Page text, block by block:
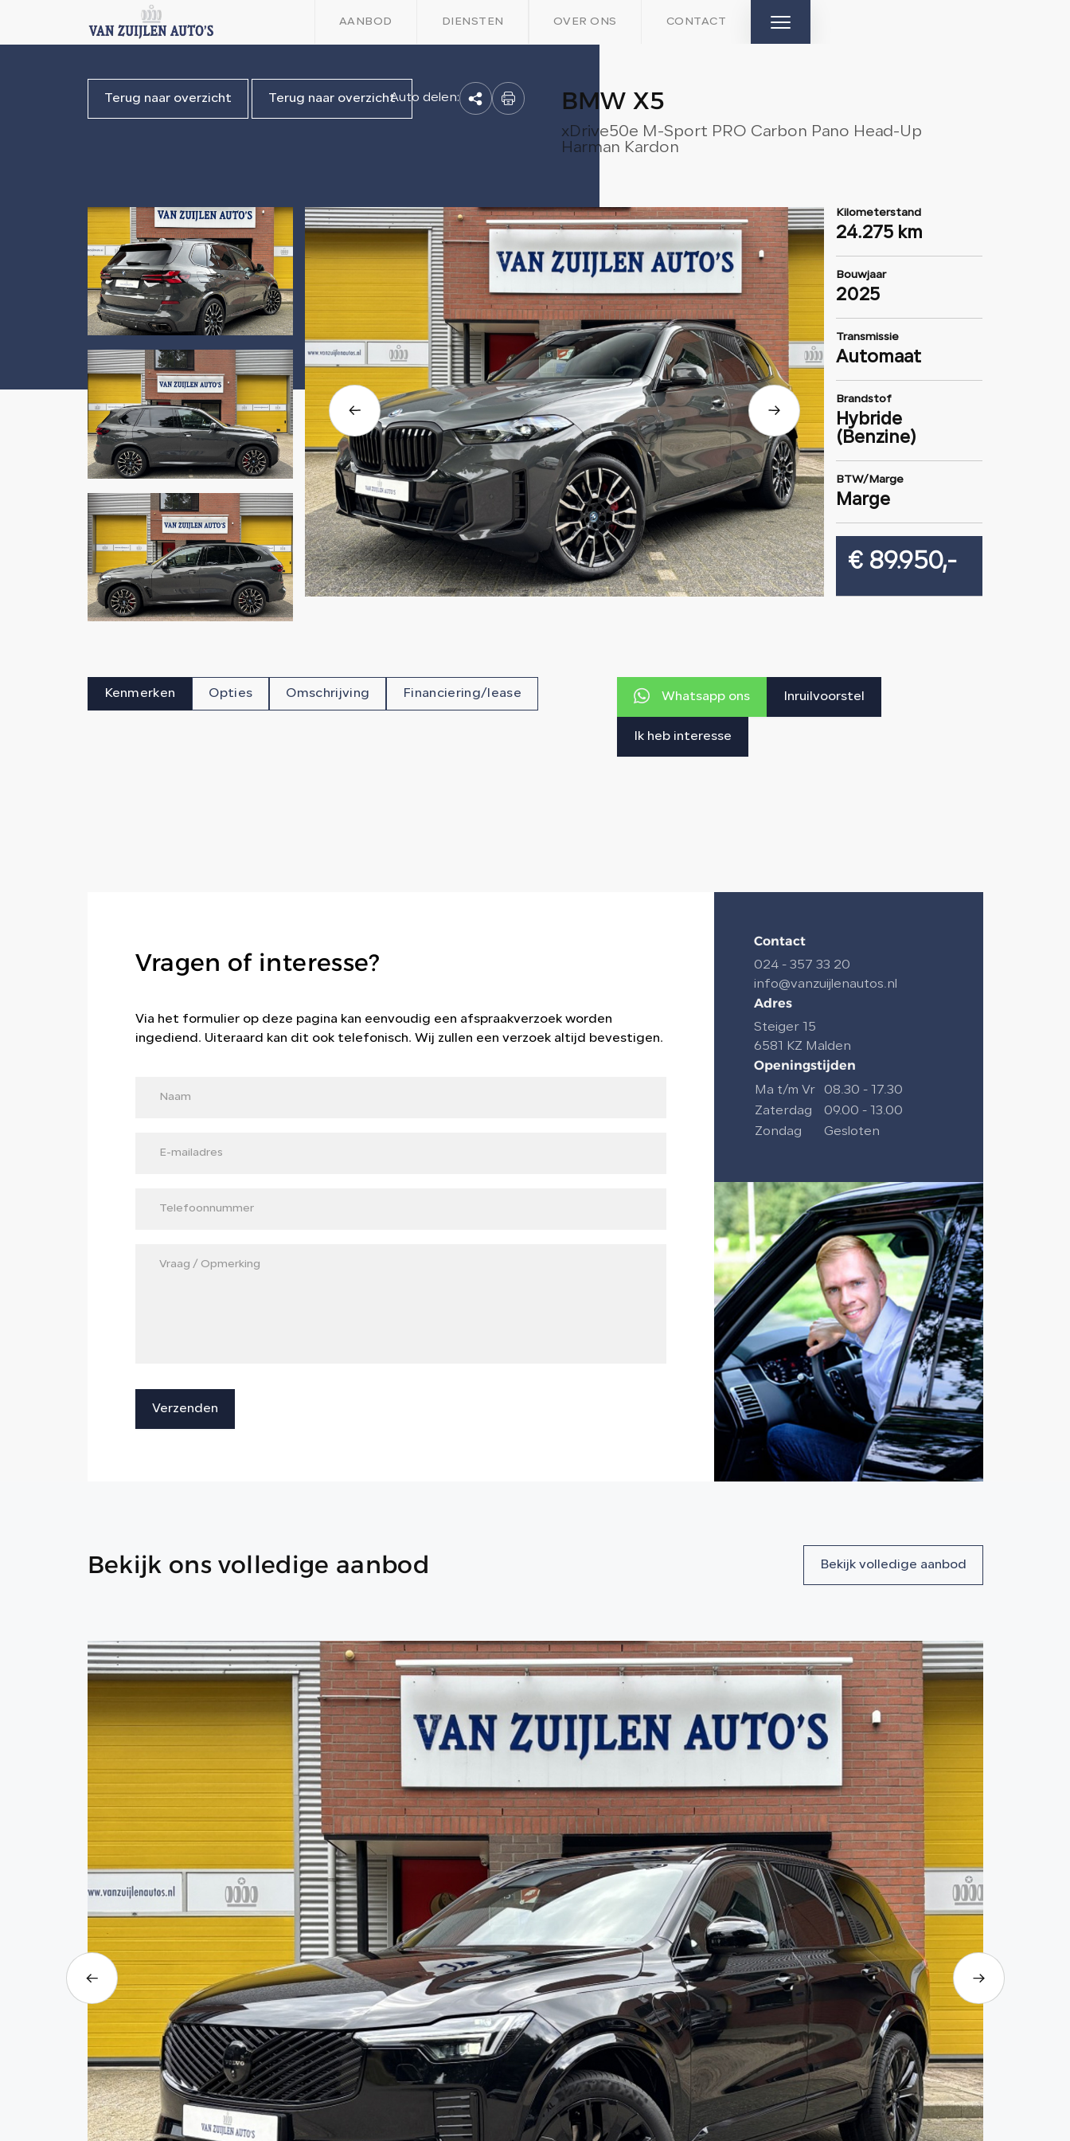
AANBOD DIENSTEN OVER ONS CONTACT
AANBOD
AFTERSALES
OVER ONS
VERKOCHT
CONTACT
Terug naar overzicht Terug naar overzichtAuto delen: BMW X5
xDrive50e M-Sport PRO Carbon Pano Head-Up
Harman Kardon
Kilometerstand
24.275 km
Bouwjaar
2025
Transmissie
Automaat
Brandstof
Hybride
(Benzine)
BTW/Marge
Marge
€ 89.950,-
Whatsapp ons Inruilvoorstel
Ik heb interesse
Kenmerken Opties Omschrijving Financiering/lease
Vragen of interesse?
Via het formulier op deze pagina kan eenvoudig een afspraakverzoek worden
ingediend. Uiteraard kan dit ook telefonisch. Wij zullen een verzoek altijd bevestigen.
Verzenden
Contact
024 - 357 33 20
info@vanzuijlenautos.nl
Adres
Steiger 15
6581 KZ Malden
Openingstijden
Ma t/m Vr
08.30 - 17.30
Zaterdag
09.00 - 13.00
Zondag
Gesloten
Bekijk ons volledige aanbod Bekijk volledige aanbod